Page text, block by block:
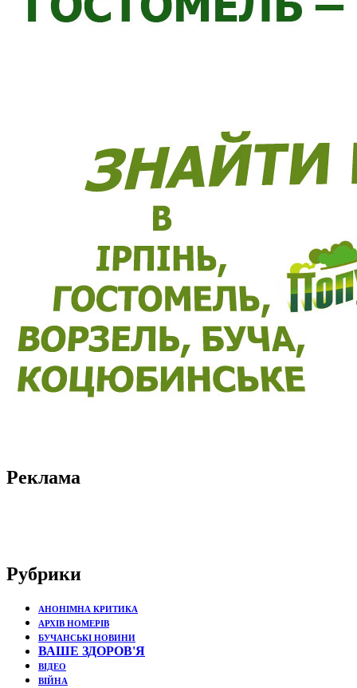
Реклама
Рубрики
АНОНІМНА КРИТИКА
АРХІВ НОМЕРІВ
БУЧАНСЬКІ НОВИНИ
ВАШЕ ЗДОРОВ'Я
ВІДЕО
ВІЙНА